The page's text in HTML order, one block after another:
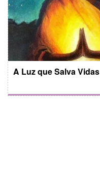
A Luz que Salva Vidas